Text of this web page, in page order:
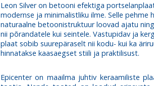
Leon Silver on betooni efektiga
modernse ja minimalistliku ilme. Selle pehme
naturaalne betoonistruktuur loovad ajatu
nii põrandatele kui seintele. Vastupidav ja
plaat sobib suurepäraselt nii kodu- kui ka
hinnatakse kaasaegset stiili ja praktilisust.
Epicenter on maailma juhtiv keraamiliste